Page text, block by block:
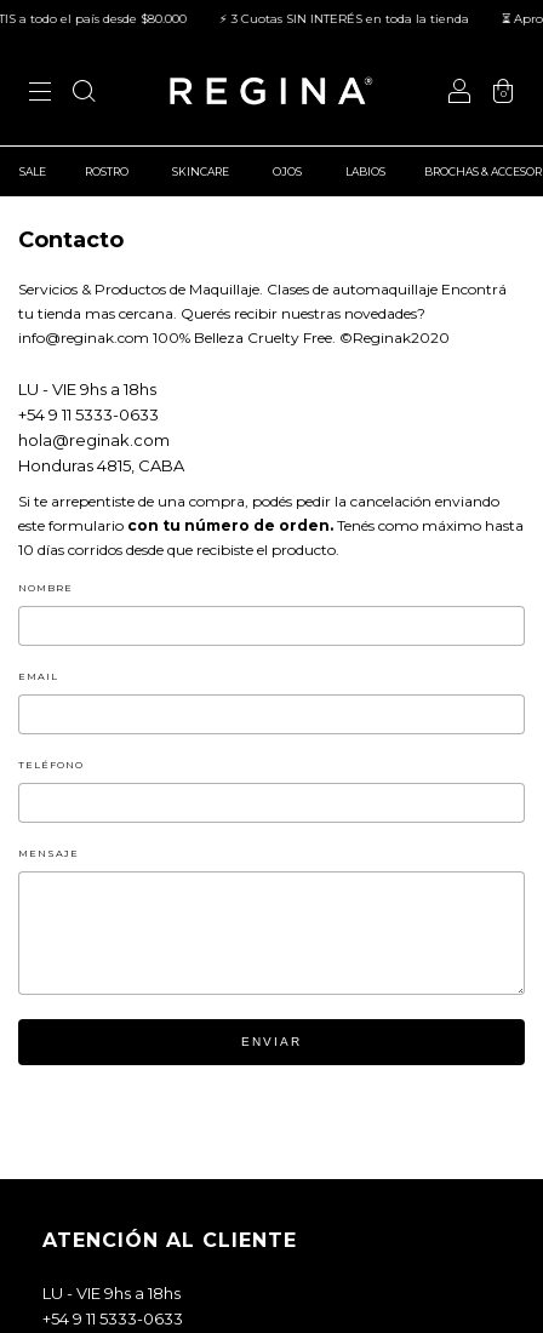
a todo el país desde $80.000 ⚡ 3 Cuotas SIN INTERÉS en toda la tienda ⏳
0
SALE ROSTRO SKINCARE OJOS LABIOS BROCHAS &
Contacto
Servicios & Productos de Maquillaje. Clases de automaquillaje Encontrá
tu tienda mas cercana. Querés recibir nuestras novedades?
info@reginak.com 100% Belleza Cruelty Free. ©Reginak2020
LU - VIE 9hs a 18hs
+54 9 11 5333-0633
hola@reginak.com
Honduras 4815, CABA
Si te arrepentiste de una compra, podés pedir la cancelación enviando
este formulario con tu número de orden. Tenés como máximo hasta
10 días corridos desde que recibiste el producto.
NOMBRE
EMAIL
TELÉFONO
MENSAJE
ENVIAR
ATENCIÓN AL CLIENTE
LU - VIE 9hs a 18hs
+54 9 11 5333-0633